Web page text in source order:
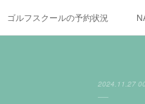
ゴルフスクールの予約状況
2024.11.27